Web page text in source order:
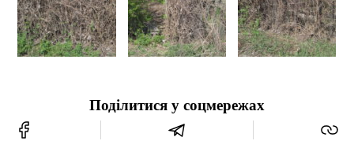
Поділитися у соцмережах